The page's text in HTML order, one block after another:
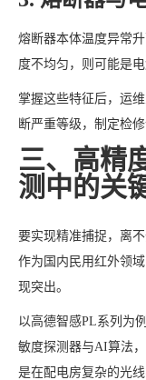
熔断器本体温度异常
度不均匀，则可能是电
掌握这些特征后，运
断严重等级，制定检修
三、高精
测中的关
要实现精准捕捉，离
作为国内民用红外领
现突出。
以高德智感PL系列为
敏度探测器与AI算法
是在配电房复杂的光